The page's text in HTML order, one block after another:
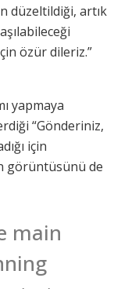
düzeltildiği, artık
özür dileriz.”
yapmaya
“Gönderiniz,
için
görüntüsünü de
main